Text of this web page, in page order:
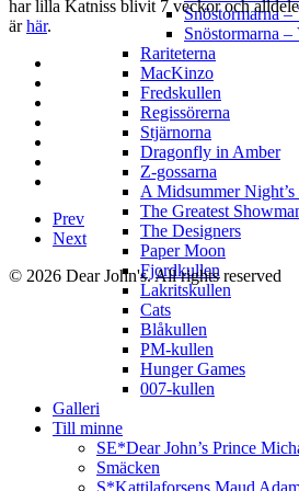
Snöstormarna –
Snöstormarna
Rariteterna
MacKinzo
Fredskullen
Regissörerna
Stjärnorna
Dragonfly in Amber
Z-gossarna
A Midsummer Night’s
The Greatest
The Designers
Paper Moon
Fjordkullen
Lakritskullen
Cats
Blåkullen
PM-kullen
Hunger Games
007-kullen
Galleri
Till minne
SE*Dear John’s Prince
Smäcken
har lilla Katniss blivit 7 veckor och
ärhär.
Prev
Next
© 2026 Dear John's. All rights reserved